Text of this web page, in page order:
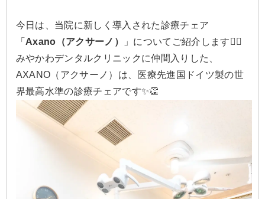
今日は、当院に新しく導入された診療チェア
「 Axano（アクサーノ）
」についてご紹介します🙂‍↕️
みやかわデンタルクリニックに仲間入りした、
AXANO（アクサーノ）は、医療先進国ドイツ製の世
界最高水準の診療チェアです✨👏